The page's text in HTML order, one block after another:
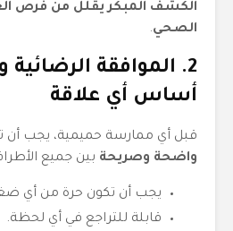
الكشف المبكر يقلل من فرص
الصحي.
2. الموافقة الرضائية
أساس أي علاقة
قبل أي ممارسة حميمية، يجب أن
واضحة وصريحة بين جميع
يجب أن تكون حرة من أي
قابلة للتراجع في أي لحظة.